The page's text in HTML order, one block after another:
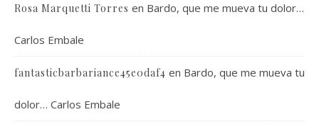
Rosa Marquetti Torres en Bardo, que me mueva tu dolor…
Carlos Embale
fantasticbarbariance45e0daf4 en Bardo, que me mueva tu
dolor… Carlos Embale